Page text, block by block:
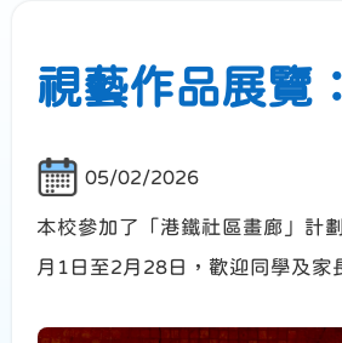
視藝作品展覽
05/02/2026
本校參加了「港鐵社區畫廊」計
月1日至2月28日，歡迎同學及家